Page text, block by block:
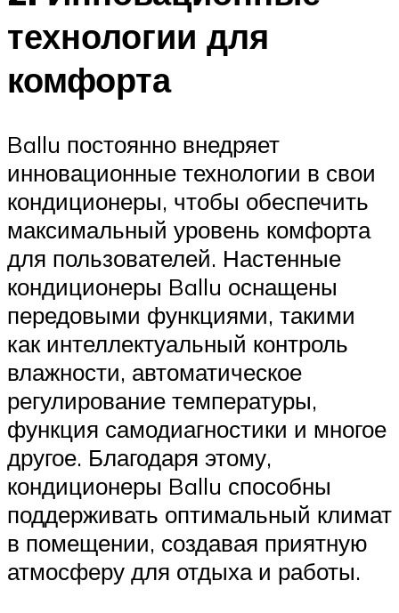
технологии для
комфорта
Ballu постоянно внедряет
инновационные технологии в свои
кондиционеры, чтобы обеспечить
максимальный уровень комфорта
для пользователей. Настенные
кондиционеры Ballu оснащены
передовыми функциями, такими
как интеллектуальный контроль
влажности, автоматическое
регулирование температуры,
функция самодиагностики и многое
другое. Благодаря этому,
кондиционеры Ballu способны
поддерживать оптимальный климат
в помещении, создавая приятную
атмосферу для отдыха и работы.